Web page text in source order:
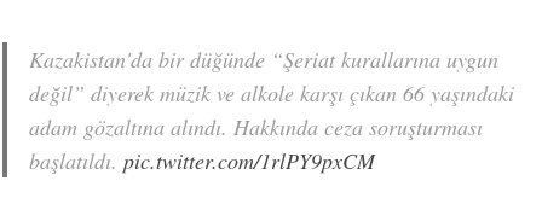
Kazakistan'da bir düğünde “Şeriat kurallarına uygun
değil” diyerek müzik ve alkole karşı çıkan 66 yaşındaki
adam gözaltına alındı. Hakkında ceza soruşturması
başlatıldı.pic.twitter.com/1rlPY9pxCM